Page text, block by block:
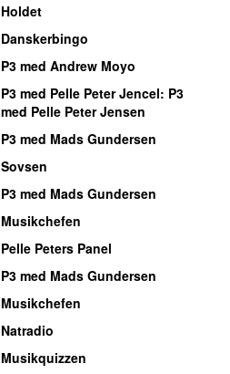
Holdet
Danskerbingo
P3 med Andrew Moyo
P3 med Pelle Peter Jencel: P3
med Pelle Peter Jensen
P3 med Mads Gundersen
Sovsen
P3 med Mads Gundersen
Musikchefen
Pelle Peters Panel
P3 med Mads Gundersen
Musikchefen
Natradio
Musikquizzen